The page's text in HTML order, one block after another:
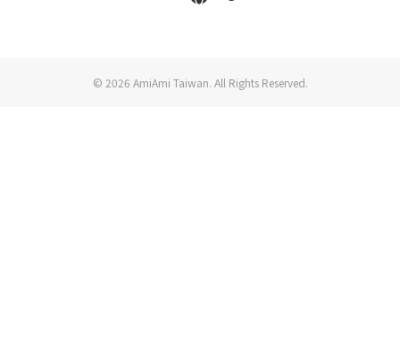
© 2026 AmiAmi Taiwan. All Rights Reserved.